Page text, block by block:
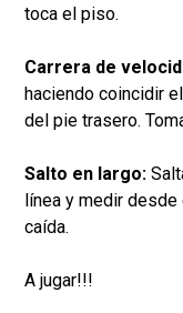
toca el piso.
Carrera de
haciendo coincidir
del pie trasero.
Salto en largo:
línea y medir
caída.
A jugar!!!